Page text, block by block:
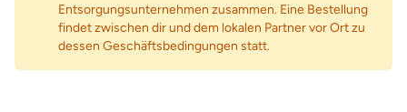
Entsorgungsunternehmen zusammen. Eine Bestellung
findet zwischen dir und dem lokalen Partner vor Ort zu
dessen Geschäftsbedingungen statt.